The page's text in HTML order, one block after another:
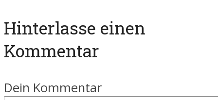
Hinterlasse einen
Kommentar
Dein Kommentar